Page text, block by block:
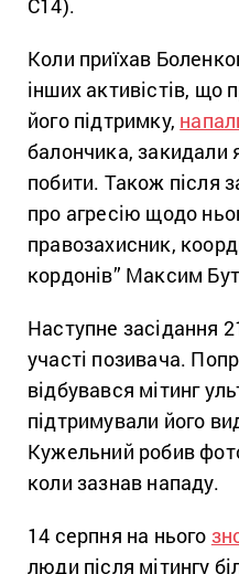
С14).
Коли приїхав
інших активістів, що
його підтримку,
балончика, закидали
побити. Також після
про агресію щодо
правозахисник,
кордонів” Максим
Наступне засідання
участі позивача.
відбувався мітинг
підтримували його
Кужельний робив
коли зазнав нападу.
14 серпня на нього
люди після мітингу